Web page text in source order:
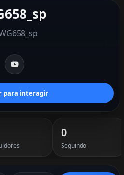
para interagir
0
Seguindo